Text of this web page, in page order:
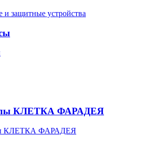
КЛЕТКА ФАРАДЕЯ